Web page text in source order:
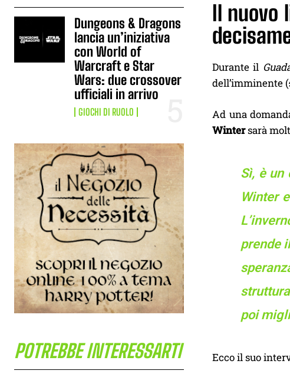
Dungeons & Dragons
lancia un’iniziativa
con World of
Warcraft e Star
Wars: due crossover
ufficiali in arrivo
GIOCHI DI RUOLO
POTREBBE INTERESSARTI
Il nuovo
Durante il
dell’imminente (
Ad una
Wintersarà
Sì, è un
Wintere
prende
poi
Ecco il suo